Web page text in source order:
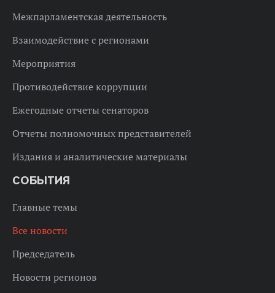
Межпарламентская деятельность
Взаимодействие с регионами
Мероприятия
Противодействие коррупции
Ежегодные отчеты сенаторов
Отчеты полномочных представителей
Издания и аналитические материалы
СОБЫТИЯ
Главные темы
Все новости
Председатель
Новости регионов